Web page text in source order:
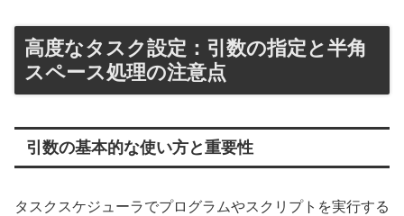
高度なタスク設定：引数の指定と半角
スペース処理の注意点
引数の基本的な使い方と重要性
タスクスケジューラでプログラムやスクリプトを実行する